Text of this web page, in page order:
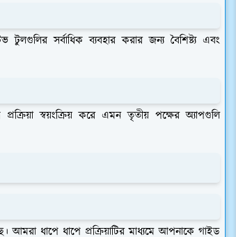
টুলগুলির সর্বাধিক ব্যবহার করার জন্য বৈশিষ্ট্য এবং
স্বয়ংক্রিয় করে এমন তৃতীয় পক্ষের অ্যাপগুলি
আমরা ধাপে ধাপে প্রক্রিয়াটির মাধ্যমে আপনাকে গাইড